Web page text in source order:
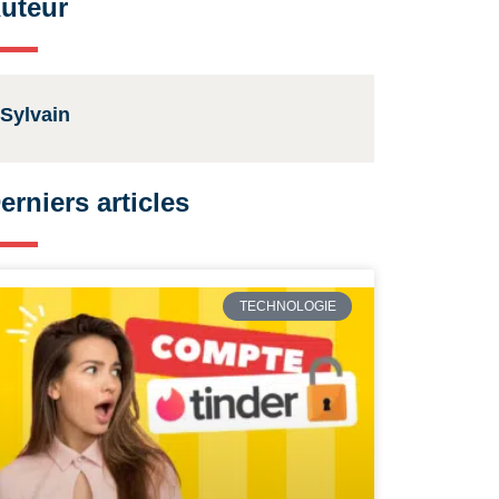
Sylvain
articles
TECHNOLOGIE